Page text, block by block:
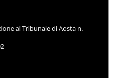
al Tribunale di Aosta n.